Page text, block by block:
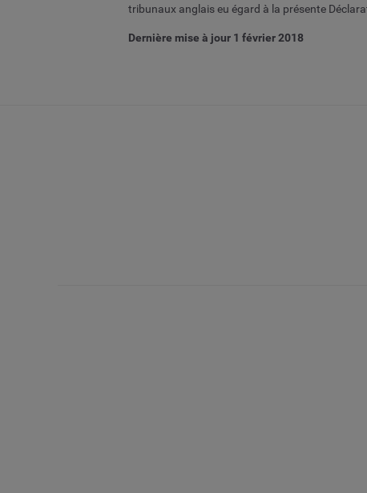
tribunaux anglais eu égard à la présente
Dernière mise à jour 1 février 2018